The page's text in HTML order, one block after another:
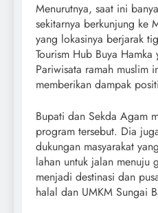
Menurutnya, saat ini
sekitarnya berkunjung ke
yang lokasinya berjarak
Tourism Hub Buya
Pariwisata ramah muslim
memberikan dampak
Bupati dan Sekda Agam
program tersebut. Dia
dukungan masyarakat
lahan untuk jalan menuju
menjadi destinasi dan
halal dan UMKM Sungai